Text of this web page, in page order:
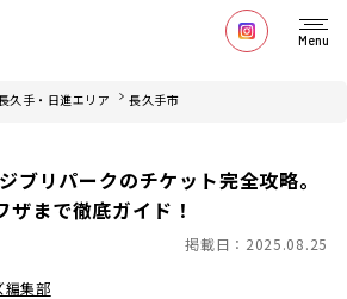
Menu
久手・日進エリア 長久手市
ブリパークのチケット完全攻略。
まで徹底ガイド！
掲載日：2025.08.25
編集部